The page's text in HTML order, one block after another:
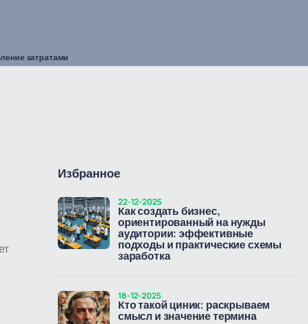
затратами
Избранное
Как создать бизнес,
ориентированный на нужды
аудитории: эффективные
подходы и практические схемы
заработка
22-12-2025
Кто такой циник: раскрываем
смысл и значение термина
18-12-2025